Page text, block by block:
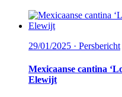
29/01/2025 · Persbericht
Mexicaanse cantina
Elewijt